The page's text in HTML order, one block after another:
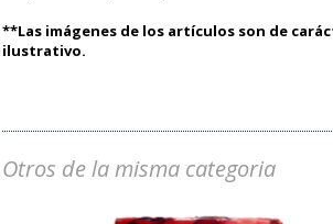
**Las imágenes de los artículos son de
ilustrativo.
Otros de la misma categoria